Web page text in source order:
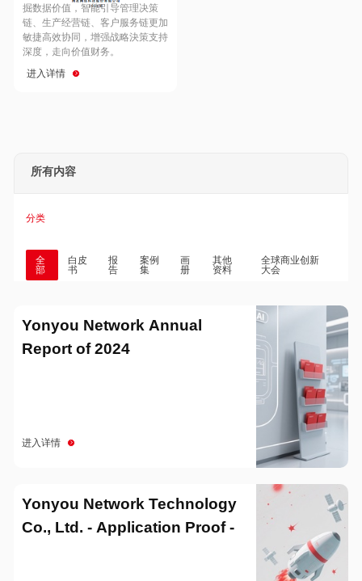
Hong Kong
掘数据价值，智能引导管理决策
链、生产经营链、客户服务链更加
敏捷高效协同，增强战略決策支持
深度，走向价值财务。
进入详情
所有内容
分类
全
部
白皮
书
报
告
案例
集
画
册
其他
资料
全球商业创新
大会
Yonyou Network Annual
Report of 2024
进入详情
Yonyou Network Technology
Co., Ltd. - Application Proof -